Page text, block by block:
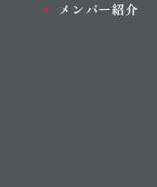
メンバー紹介